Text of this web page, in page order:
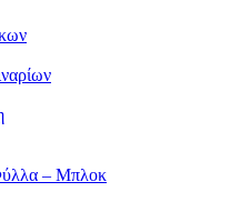
– Μπλοκ